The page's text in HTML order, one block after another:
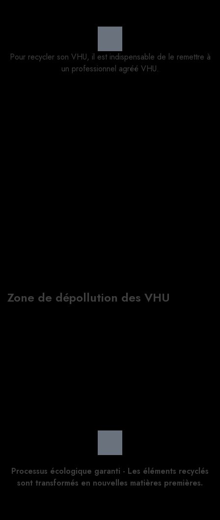
Pour recycler son VHU, il est indispensable de le remettre à
un professionnel agréé VHU.
Zone de dépollution des VHU
Processus écologique garanti - Les éléments recyclés
sont transformés en nouvelles matières premières.